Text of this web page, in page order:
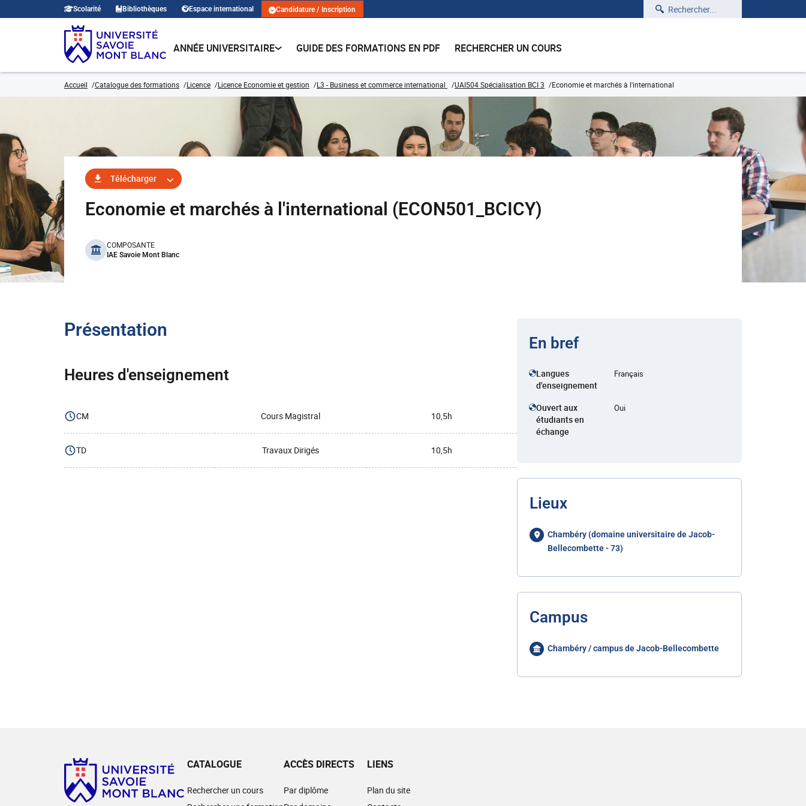
Scolarité Bibliothèques Espace international Candidature / Inscription Rechercher
ANNÉE UNIVERSITAIRE GUIDE DES FORMATIONS EN PDF RECHERCHER UN COURS
Accueil Catalogue des formations Licence Licence Economie et gestion L3 - Business et commerce international UAI504 Spécialisation BCI 3 Economie et marchés à l'international
Télécharger
Economie et marchés à l'international (ECON501_BCICY)
benefits
COMPOSANTE
IAE Savoie Mont Blanc
Présentation
Heures d'enseignement
CM Cours Magistral 10,5h
TD Travaux Dirigés 10,5h
En bref
Langues
d'enseignement
Français
Ouvert aux
étudiants en
échange
Oui
Lieux
Chambéry (domaine universitaire de Jacob-
Bellecombette - 73)
Campus
Chambéry / campus de Jacob-Bellecombette
CATALOGUE
Rechercher un cours
ACCÈS DIRECTS
Par diplôme
LIENS
Plan du site